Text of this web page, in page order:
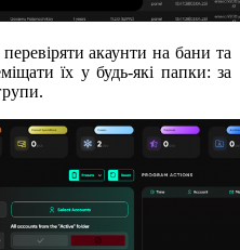
акаунти на бани та
їх у будь-які папки: за